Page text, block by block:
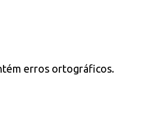
erros ortográficos.